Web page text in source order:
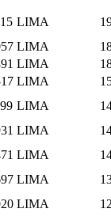
LIMA
LIMA
LIMA
LIMA
LIMA
LIMA
LIMA
LIMA
LIMA